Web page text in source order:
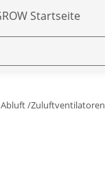
Abluft /Zuluftventilatoren